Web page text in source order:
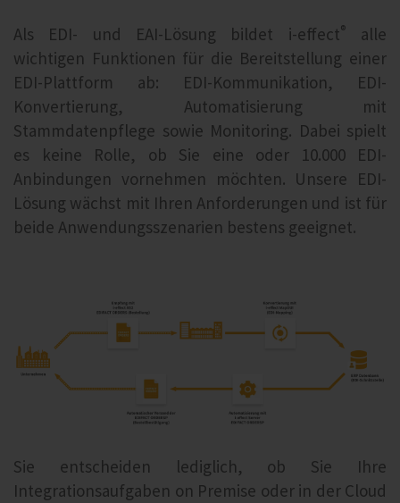
Als EDI- und EAI-Lösung bildet i‑effect®
alle
wichtigen Funktionen für die Bereitstellung einer
EDI-Plattform ab: EDI-Kommunikation, EDI-
Konvertierung, Automatisierung mit
Stammdatenpflege sowie Monitoring. Dabei spielt
es keine Rolle, ob Sie eine oder 10.000 EDI-
Anbindungen vornehmen möchten. Unsere EDI-
Lösung wächst mit Ihren Anforderungen und ist für
beide Anwendungsszenarien bestens geeignet.
Sie entscheiden lediglich, ob Sie Ihre
Integrationsaufgaben on Premise oder in der Cloud